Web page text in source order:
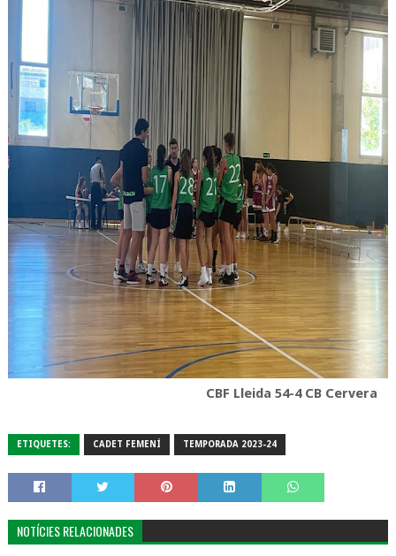
CBF Lleida 54-4 CB Cervera
ETIQUETES: CADET FEMENÍ TEMPORADA 2023-24
NOTÍCIES RELACIONADES